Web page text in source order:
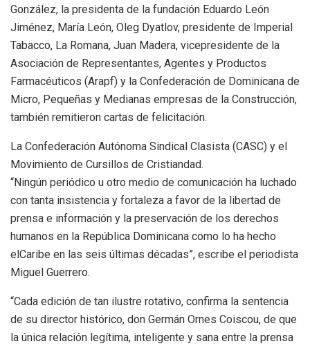
González, la presidenta de la fundación Eduardo León
Jiménez, María León, Oleg Dyatlov, presidente de Imperial
Tabacco, La Romana, Juan Madera, vicepresidente de la
Asociación de Representantes, Agentes y Productos
Farmacéuticos (Arapf) y la Confederación de Dominicana de
Micro, Pequeñas y Medianas empresas de la Construcción,
también remitieron cartas de felicitación.
La Confederación Autónoma Sindical Clasista (CASC) y el
Movimiento de Cursillos de Cristiandad.
“Ningún periódico u otro medio de comunicación ha luchado
con tanta insistencia y fortaleza a favor de la libertad de
prensa e información y la preservación de los derechos
humanos en la República Dominicana como lo ha hecho
elCaribe en las seis últimas décadas”, escribe el periodista
Miguel Guerrero.
“Cada edición de tan ilustre rotativo, confirma la sentencia
de su director histórico, don Germán Ornes Coiscou, de que
la única relación legítima, inteligente y sana entre la prensa